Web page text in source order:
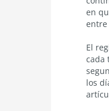
en
entre
El
cada
los